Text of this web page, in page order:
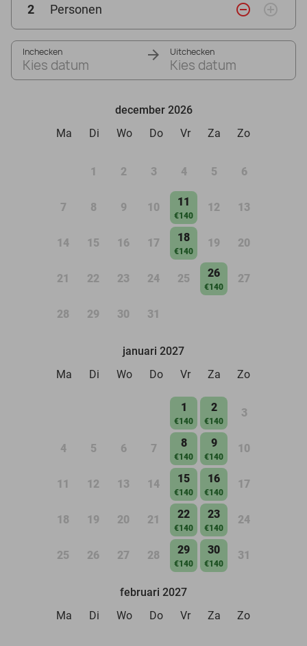
2 Personen remove_circle_outline add_circle_outline
Inchecken
Kies datum
Uitchecken
Kies datum
december 2026
Ma
Di Wo Do Vr Za Zo
1 2 3 4 5 6
7 8 9 10 11
€140
12 13
14 15 16 17 18
€140
19 20
21 22 23 24 25 26
€140
27
28 29 30 31
januari 2027
Ma
Di Wo Do Vr Za Zo
1
€140
2
€140
3
4 5 6 7 8
€140
9
€140
10
11 12 13 14 15
€140
16
€140
17
18 19 20 21 22
€140
23
€140
24
25 26 27 28 29
€140
30
€140
31
februari 2027
Ma
Di Wo Do Vr Za Zo